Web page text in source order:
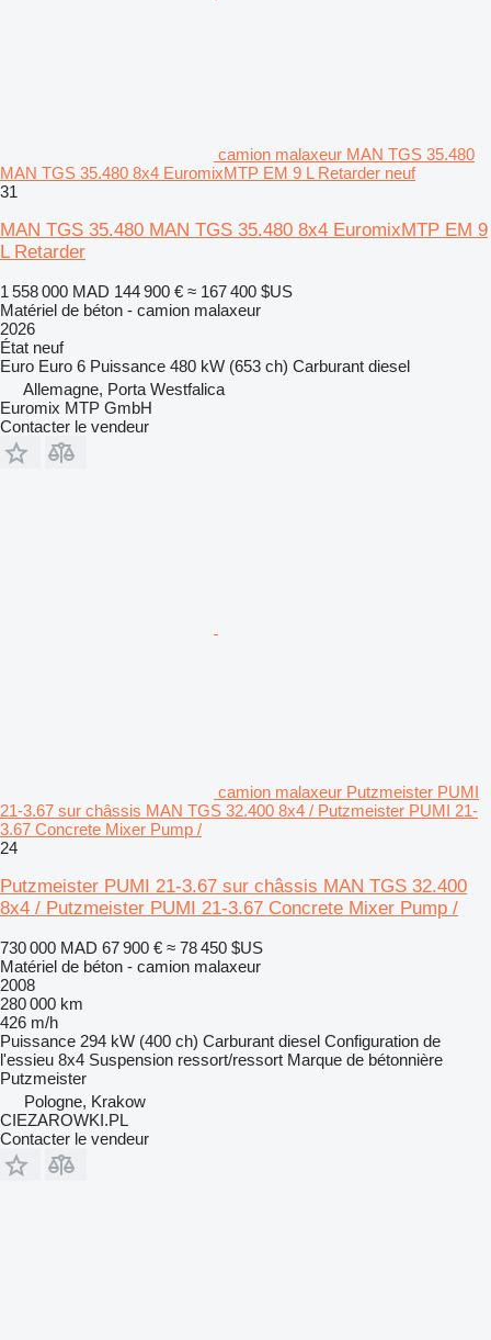
camion malaxeur MAN TGS 35.480
MAN TGS 35.480 8x4 EuromixMTP EM 9 L Retarder neuf
31
MAN TGS 35.480 MAN TGS 35.480 8x4 EuromixMTP EM 9
L Retarder
1 558 000 MAD 144 900 € ≈ 167 400 $US
Matériel de béton - camion malaxeur
2026
État neuf
Euro Euro 6 Puissance 480 kW (653 ch) Carburant diesel
Allemagne, Porta Westfalica
Euromix MTP GmbH
Contacter le vendeur
camion malaxeur Putzmeister PUMI
21-3.67 sur châssis MAN TGS 32.400 8x4 / Putzmeister PUMI 21-
3.67 Concrete Mixer Pump /
24
Putzmeister PUMI 21-3.67 sur châssis MAN TGS 32.400
8x4 / Putzmeister PUMI 21-3.67 Concrete Mixer Pump /
730 000 MAD 67 900 € ≈ 78 450 $US
Matériel de béton - camion malaxeur
2008
280 000 km
426 m/h
Puissance 294 kW (400 ch) Carburant diesel Configuration de
l'essieu 8x4 Suspension ressort/ressort Marque de bétonnière
Putzmeister
Pologne, Krakow
CIEZAROWKI.PL
Contacter le vendeur